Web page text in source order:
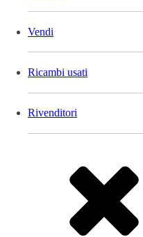
Vendi
Ricambi usati
Rivenditori